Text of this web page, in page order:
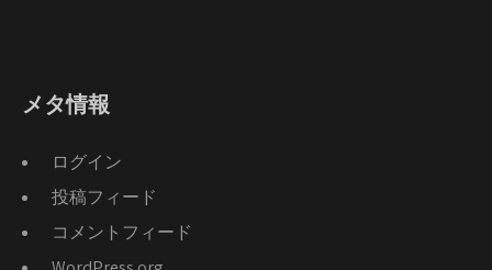
メタ情報
ログイン
投稿フィード
コメントフィード